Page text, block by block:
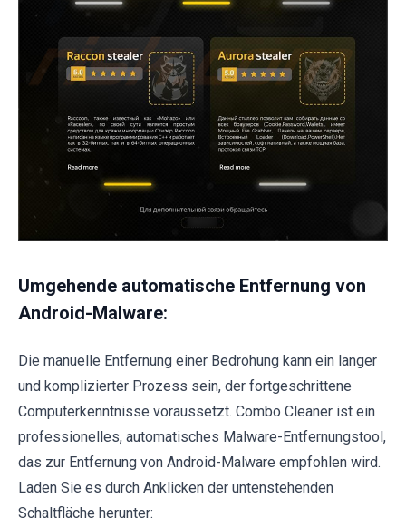
Umgehende automatische Entfernung von
Android-Malware:
Die manuelle Entfernung einer Bedrohung kann ein langer
und komplizierter Prozess sein, der fortgeschrittene
Computerkenntnisse voraussetzt. Combo Cleaner ist ein
professionelles, automatisches Malware-Entfernungstool,
das zur Entfernung von Android-Malware empfohlen wird.
Laden Sie es durch Anklicken der untenstehenden
Schaltfläche herunter: